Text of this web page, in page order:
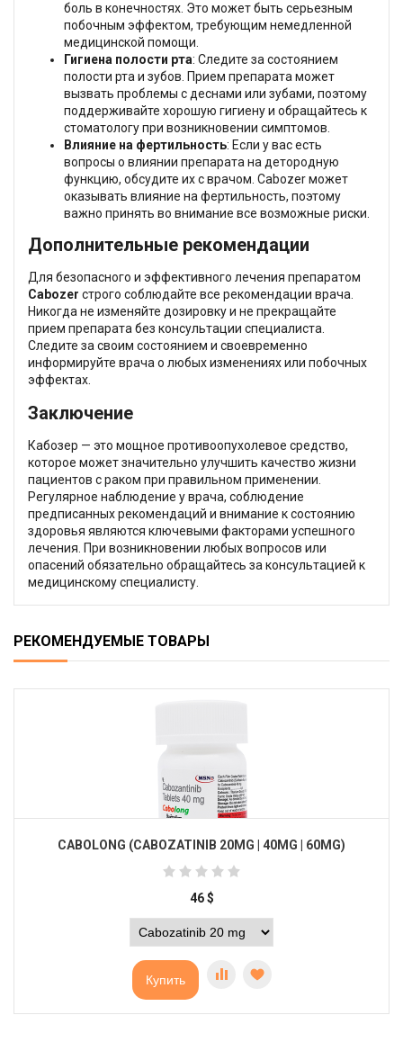
боль в конечностях. Это может быть серьезным
побочным эффектом, требующим немедленной
медицинской помощи.
Гигиена полости рта: Следите за состоянием
полости рта и зубов. Прием препарата может
вызвать проблемы с деснами или зубами, поэтому
поддерживайте хорошую гигиену и обращайтесь к
стоматологу при возникновении симптомов.
Влияние на фертильность: Если у вас есть
вопросы о влиянии препарата на детородную
функцию, обсудите их с врачом. Cabozer может
оказывать влияние на фертильность, поэтому
важно принять во внимание все возможные риски.
Дополнительные рекомендации
Для безопасного и эффективного лечения препаратом
Cabozer строго соблюдайте все рекомендации врача.
Никогда не изменяйте дозировку и не прекращайте
прием препарата без консультации специалиста.
Следите за своим состоянием и своевременно
информируйте врача о любых изменениях или побочных
эффектах.
Заключение
Кабозер — это мощное противоопухолевое средство,
которое может значительно улучшить качество жизни
пациентов с раком при правильном применении.
Регулярное наблюдение у врача, соблюдение
предписанных рекомендаций и внимание к состоянию
здоровья являются ключевыми факторами успешного
лечения. При возникновении любых вопросов или
опасений обязательно обращайтесь за консультацией к
медицинскому специалисту.
РЕКОМЕНДУЕМЫЕ ТОВАРЫ
CABOLONG (CABOZATINIB 20MG | 40MG | 60MG)
46 $
Купить